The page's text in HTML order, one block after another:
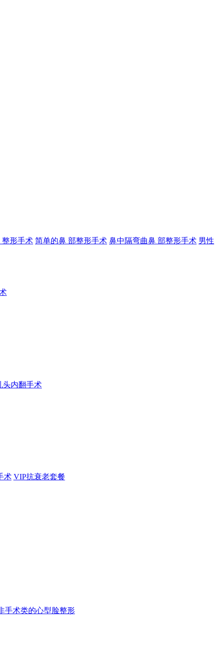
整形手术 简单的鼻 部整形手术 鼻中隔弯曲鼻 部整形手术 男性
头内翻手术
术 VIP抗衰老套餐
手术类的心型脸整形